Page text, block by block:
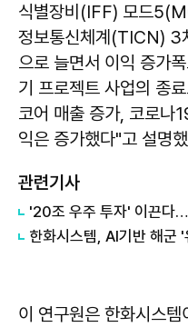
식별장비(IFF) 모드
정보통신체계(TICN) 3
으로 늘면서 이익 증가
기 프로젝트 사업의 종
코어 매출 증가, 코로나
익은 증가했다"고 설명
관련기사
'20조 우주 투자' 이끈다
한화시스템, AI기반 해군 '
이 연구원은 한화시스